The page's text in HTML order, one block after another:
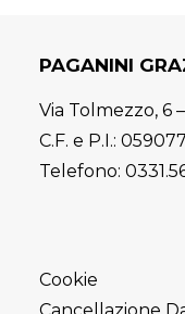
PAGANINI
Via Tolmezzo, 6
C.F. e P.I.:
Telefono:
Cookie